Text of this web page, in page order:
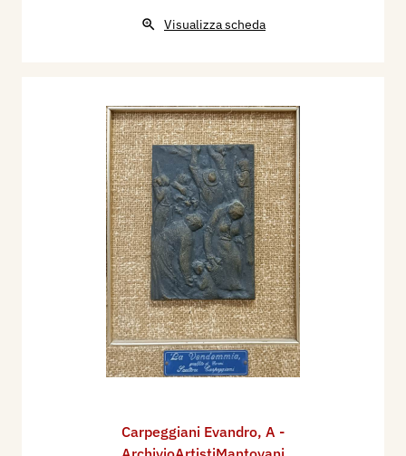
Visualizza scheda
Carpeggiani Evandro, A -